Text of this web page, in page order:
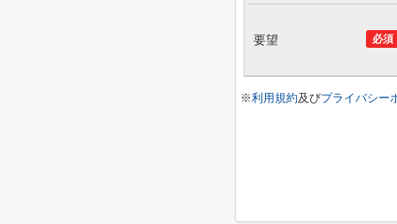
必須
要望
※利用規約及びプライバシー